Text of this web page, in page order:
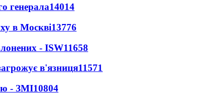
генерала14014
в Москві13776
- ISW11658
в'язниця11571
- ЗМІ10804